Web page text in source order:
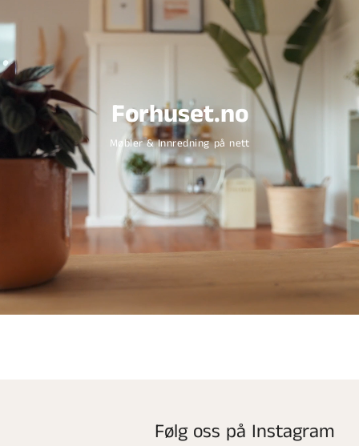
Forhuset.no
Møbler & Innredning på nett
Følg oss på Instagram